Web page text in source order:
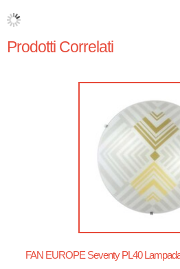
Prodotti Correlati
FAN EUROPE Seventy PL40